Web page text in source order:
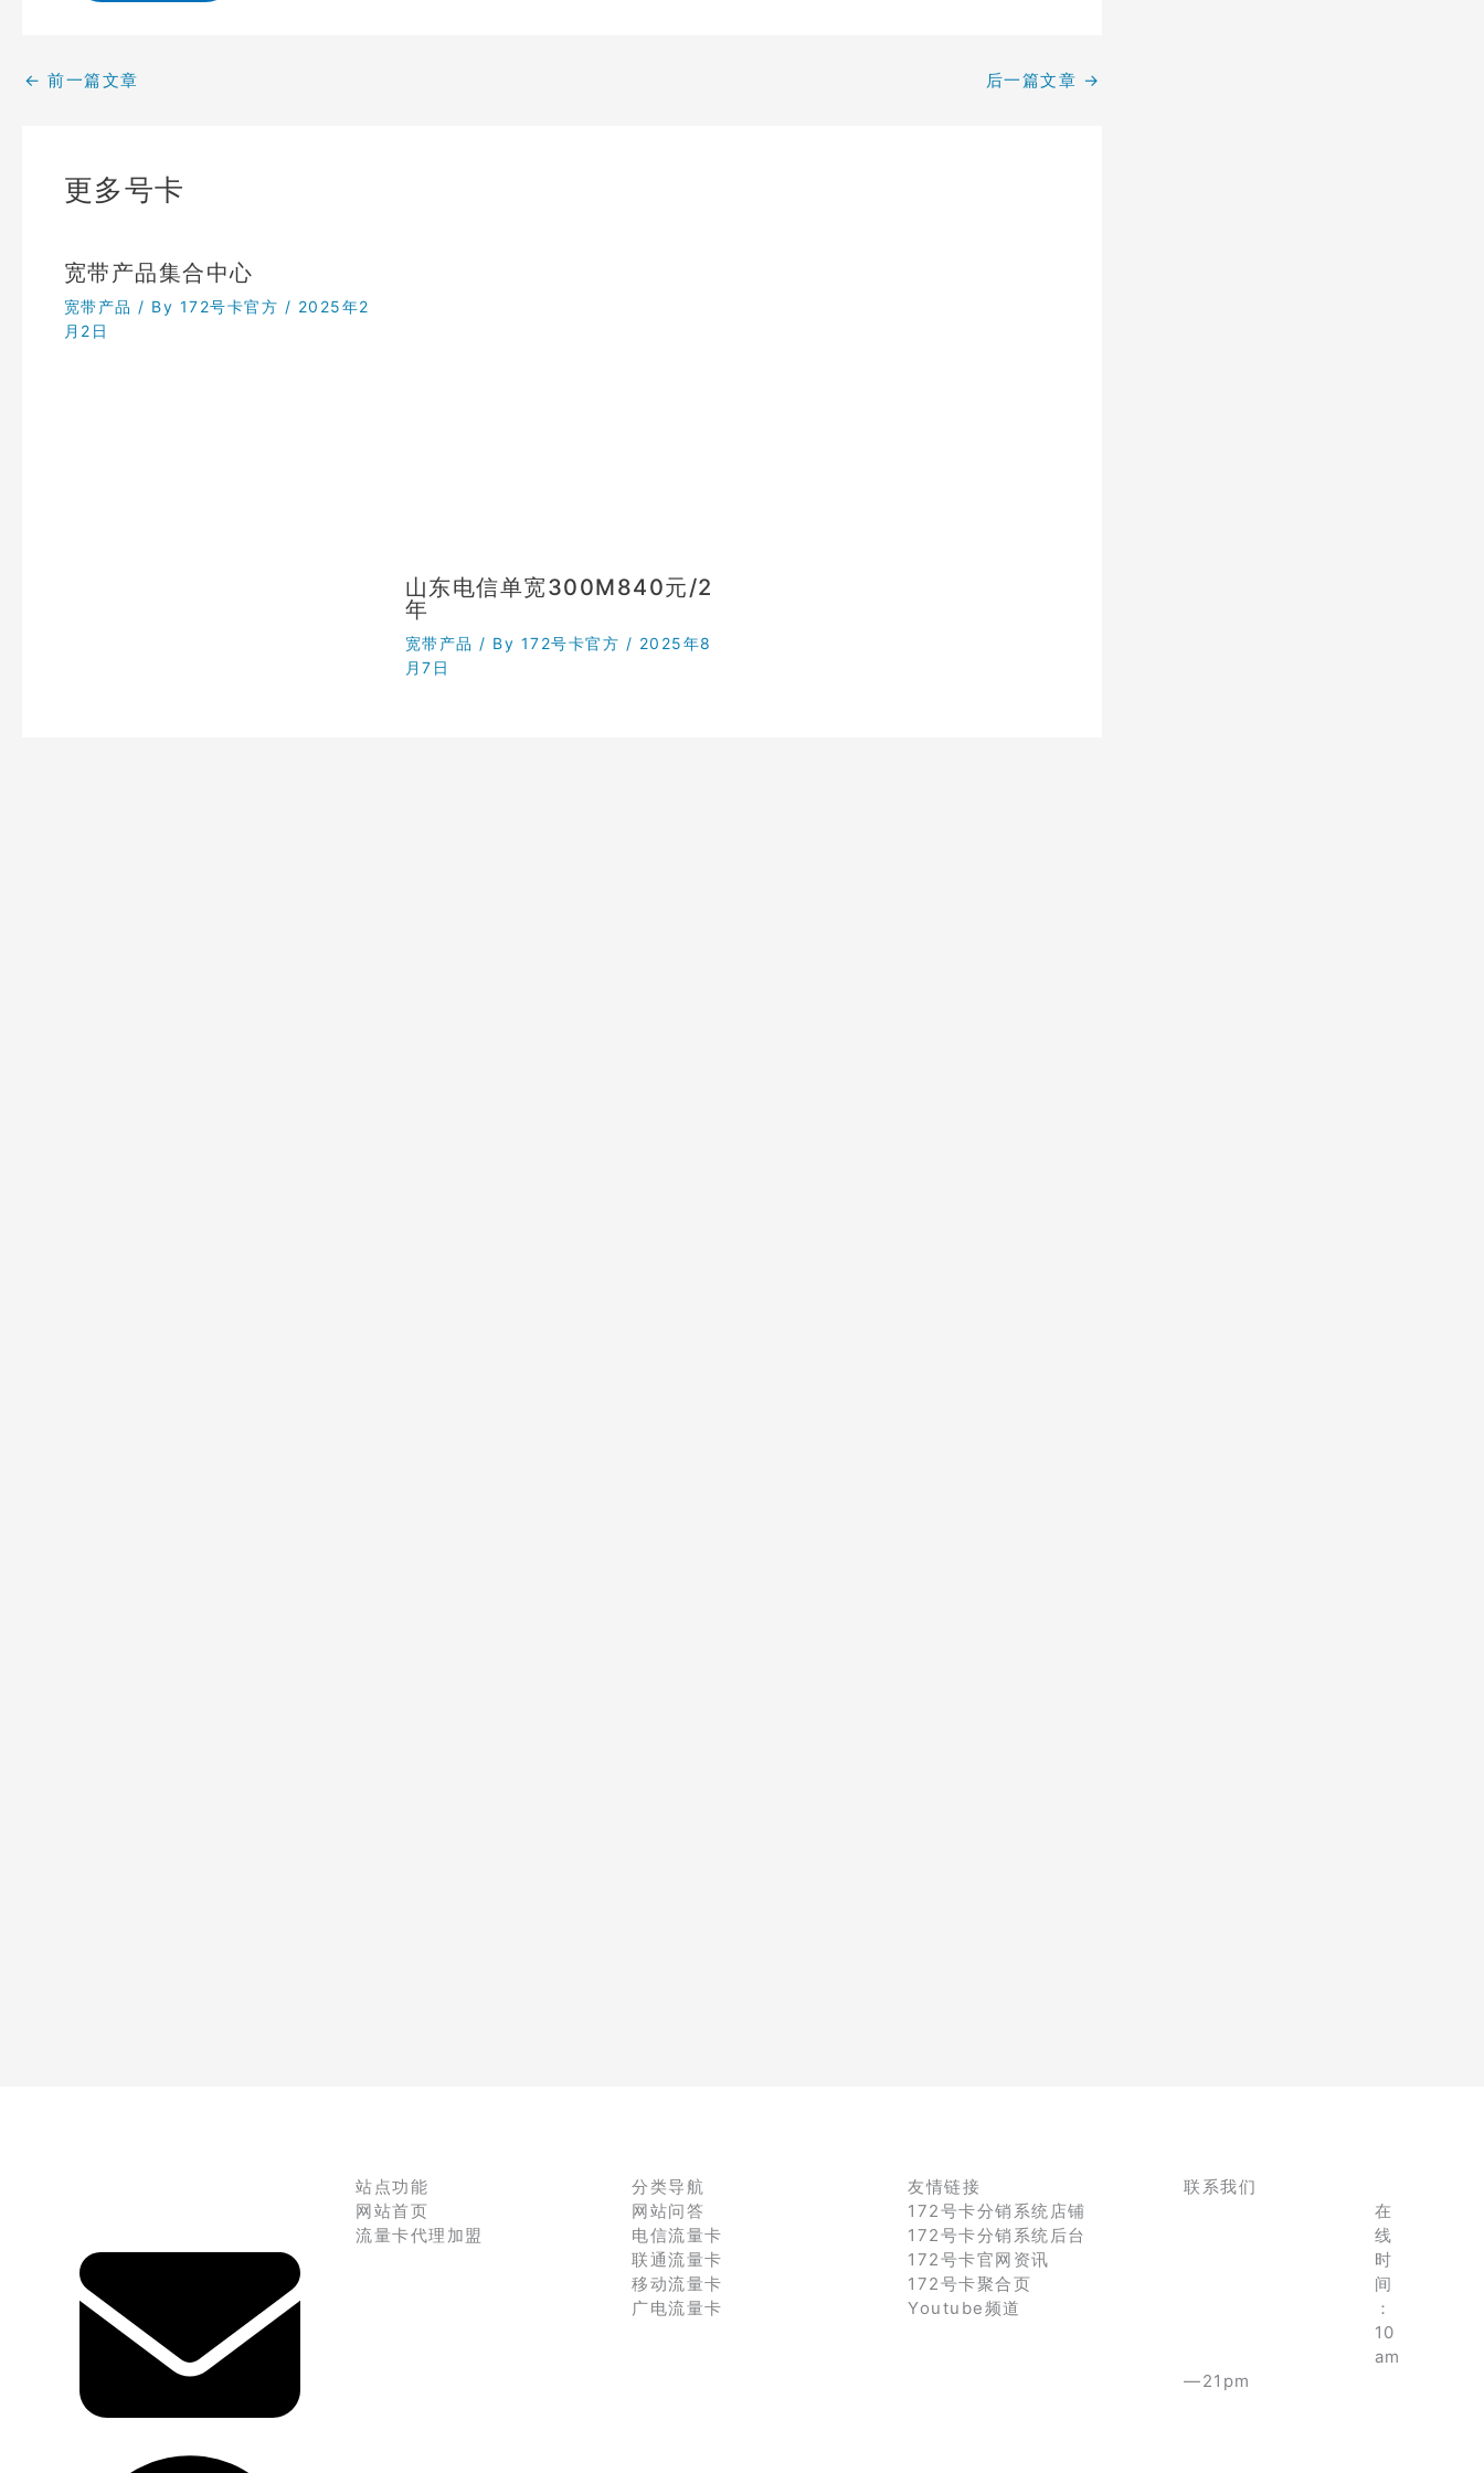
← 前一篇文章 后一篇文章 →
更多号卡
宽带产品集合中心
宽带产品 / By 172号卡官方 / 2025年2
月2日
山东电信单宽300M840元/2
年
宽带产品 / By 172号卡官方 / 2025年8
月7日
站点功能
网站首页
流量卡代理加盟
分类导航
网站问答
电信流量卡
联通流量卡
移动流量卡
广电流量卡
友情链接
172号卡分销系统店铺
172号卡分销系统后台
172号卡官网资讯
172号卡聚合页
Youtube频道
联系我们
在
线
时
间
：
10
am
—21pm